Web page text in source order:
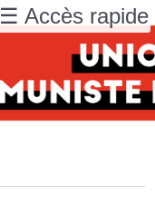
☰ Accès rapide